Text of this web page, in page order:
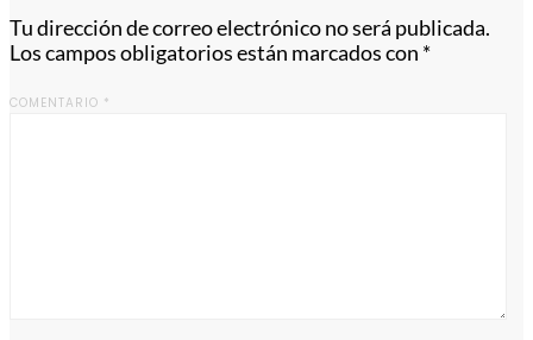
Tu dirección de correo electrónico no será publicada.
Los campos obligatorios están marcados con *
COMENTARIO *